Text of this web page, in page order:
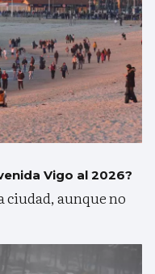
Vigo al 2026?
ciudad, aunque no